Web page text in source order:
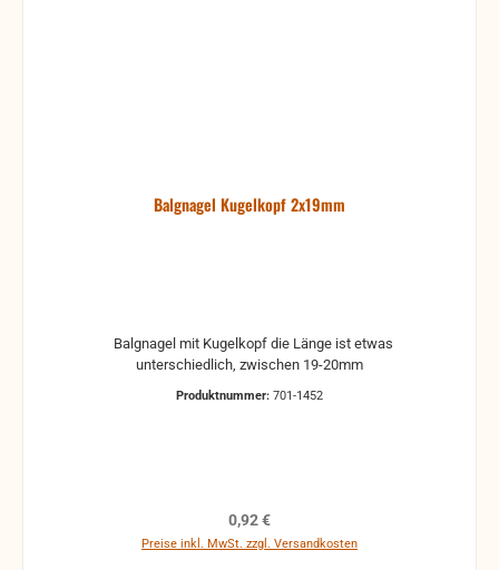
Balgnagel Kugelkopf 2x19mm
unterschiedlich, zwischen 19-20mm
Produktnummer: 701-1452
Regulärer Preis:
0,92 €
Preise inkl. MwSt. zzgl. Versandkosten